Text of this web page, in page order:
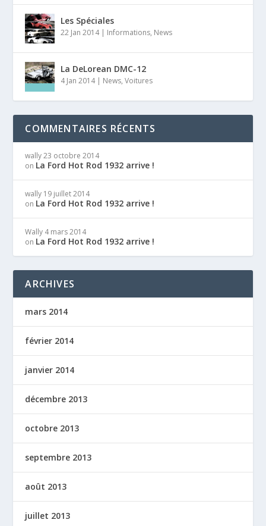
Les Spéciales
22 Jan 2014| Informations, News
La DeLorean DMC-12
4 Jan 2014| News,Voitures
COMMENTAIRES RÉCENTS
wally 23 octobre 2014
on La Ford Hot Rod 1932 arrive !
wally 19 juillet 2014
on La Ford Hot Rod 1932 arrive !
Wally 4 mars 2014
on La Ford Hot Rod 1932 arrive !
ARCHIVES
mars 2014
février 2014
janvier 2014
décembre 2013
octobre 2013
septembre 2013
août 2013
juillet 2013